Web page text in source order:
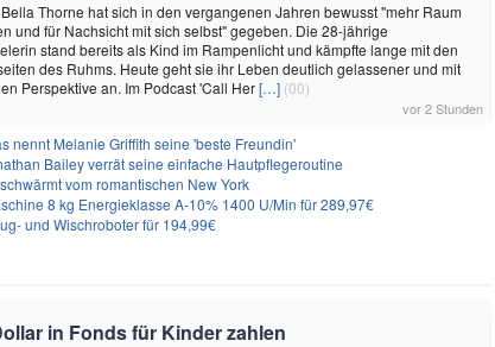
Thorne hat sich in den vergangenen Jahren bewusst "mehr Raum
und für Nachsicht mit sich selbst" gegeben. Die 28-jährige
stand bereits als Kind im Rampenlicht und kämpfte lange mit den
des Ruhms. Heute geht sie ihr Leben deutlich gelassener und mit
Perspektive an. Im Podcast 'Call Her[…] (00)
vor 2 Stunden
nennt Melanie Griffith seine 'beste Freundin'
Bailey verrät seine einfache Hautpflegeroutine
vom romantischen New York
8 kg Energieklasse A-10% 1400 U/Min für 289,97€
und Wischroboter für 194,99€
in Fonds für Kinder zahlen